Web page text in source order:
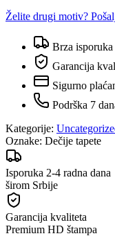
Želite drugi motiv?
Brza isporuka
Garancija
Sigurno
Podrška 7
Kategorije:
Oznake: Dečije tapete
Isporuka 2-4 radna dana
širom Srbije
Garancija kvaliteta
Premium HD štampa